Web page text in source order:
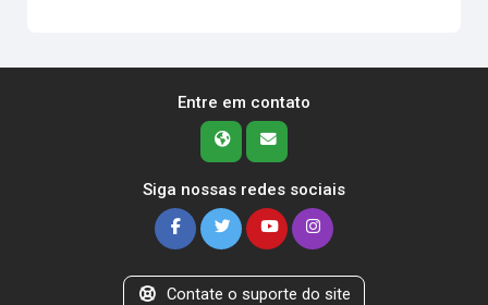
Entre em contato
Siga nossas redes sociais
Contate o suporte do site